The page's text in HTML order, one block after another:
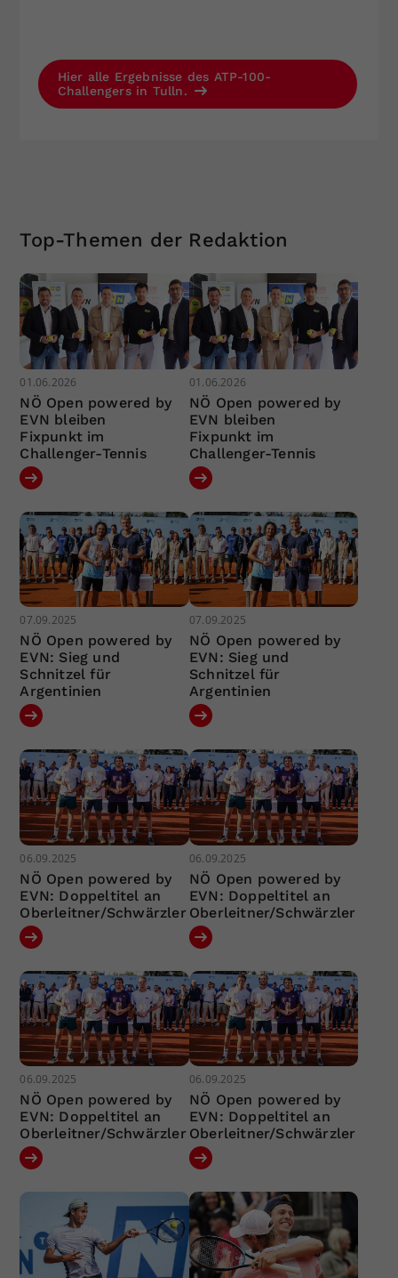
Hier alle Ergebnisse des ATP-100-
Challengers in Tulln.
Top-Themen der Redaktion
01.06.2026
NÖ Open powered by
EVN bleiben
Fixpunkt im
Challenger-Tennis
01.06.2026
NÖ Open powered by
EVN bleiben
Fixpunkt im
Challenger-Tennis
07.09.2025
NÖ Open powered by
EVN: Sieg und
Schnitzel für
Argentinien
07.09.2025
NÖ Open powered by
EVN: Sieg und
Schnitzel für
Argentinien
06.09.2025
NÖ Open powered by
EVN: Doppeltitel an
Oberleitner/Schwärzler
06.09.2025
NÖ Open powered by
EVN: Doppeltitel an
Oberleitner/Schwärzler
06.09.2025
NÖ Open powered by
EVN: Doppeltitel an
Oberleitner/Schwärzler
06.09.2025
NÖ Open powered by
EVN: Doppeltitel an
Oberleitner/Schwärzler